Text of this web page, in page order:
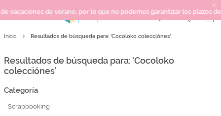
verano, por lo que no podemos garantizar los plazos de entrega ni
SCRAPBOOKING
MIXED MEDIA
REGALOS
Inicio Resultados de búsqueda para: 'Cocoloko colecciónes'
Resultados de búsqueda para: 'Cocoloko
colecciónes'
Categoría
Scrapbooking